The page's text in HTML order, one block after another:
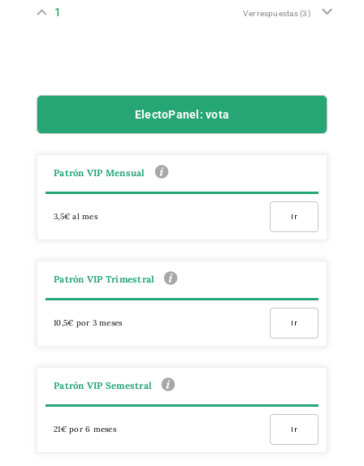
1 Ver respuestas(3)
ElectoPanel: vota
Patrón VIP Mensual
3,5€ al mes Ir
Patrón VIP Trimestral
10,5€ por 3 meses Ir
Patrón VIP Semestral
21€ por 6 meses Ir